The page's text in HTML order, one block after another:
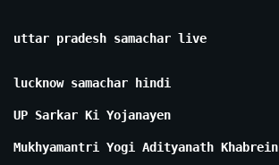
uttar pradesh samachar live
lucknow samachar hindi
UP Sarkar Ki Yojanayen
Mukhyamantri Yogi Adityanath Khabrein